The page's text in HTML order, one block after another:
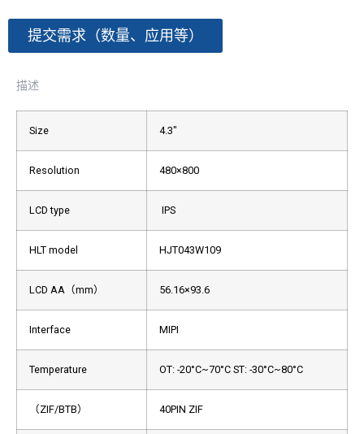
提交需求（数量、应用等）
描述
Size 4.3″
Resolution 480×800
LCD type IPS
HLT model HJT043W109
LCD AA（mm） 56.16×93.6
Interface MIPI
Temperature OT: -20°C~70°C ST: -30°C~80°C
（ZIF/BTB） 40PIN ZIF